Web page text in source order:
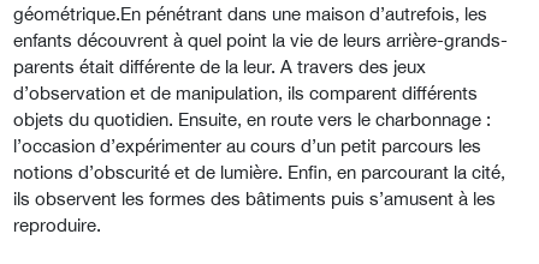
géométrique.En pénétrant dans une maison d’autrefois, les
enfants découvrent à quel point la vie de leurs arrière-grands-
parents était différente de la leur. A travers des jeux
d’observation et de manipulation, ils comparent différents
objets du quotidien. Ensuite, en route vers le charbonnage :
l’occasion d’expérimenter au cours d’un petit parcours les
notions d’obscurité et de lumière. Enfin, en parcourant la cité,
ils observent les formes des bâtiments puis s’amusent à les
reproduire.